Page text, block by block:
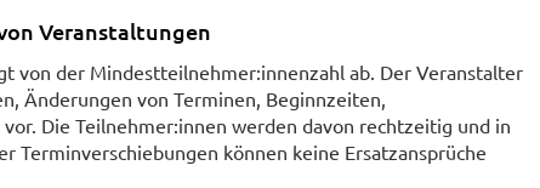
Veranstaltungen
von der Mindestteilnehmer:innenzahl ab. Der Veranstalter
Änderungen von Terminen, Beginnzeiten,
Die Teilnehmer:innen werden davon rechtzeitig und in
Terminverschiebungen können keine Ersatzansprüche